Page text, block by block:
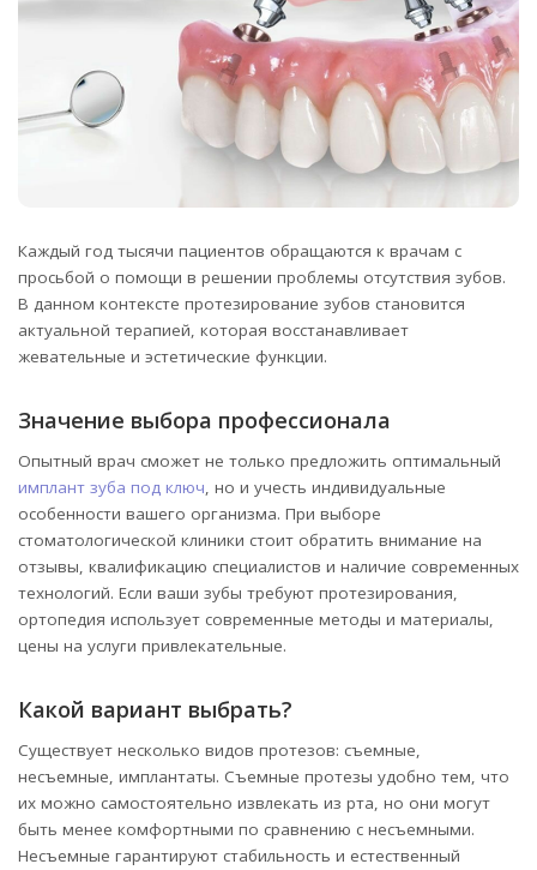
Каждый год тысячи пациентов обращаются к врачам с
просьбой о помощи в решении проблемы отсутствия зубов.
В данном контексте протезирование зубов становится
актуальной терапией, которая восстанавливает
жевательные и эстетические функции.
Значение выбора профессионала
Опытный врач сможет не только предложить оптимальный
имплант зуба под ключ, но и учесть индивидуальные
особенности вашего организма. При выборе
стоматологической клиники стоит обратить внимание на
отзывы, квалификацию специалистов и наличие современных
технологий. Если ваши зубы требуют протезирования,
ортопедия использует современные методы и материалы,
цены на услуги привлекательные.
Какой вариант выбрать?
Существует несколько видов протезов: съемные,
несъемные, имплантаты. Съемные протезы удобно тем, что
их можно самостоятельно извлекать из рта, но они могут
быть менее комфортными по сравнению с несъемными.
Несъемные гарантируют стабильность и естественный